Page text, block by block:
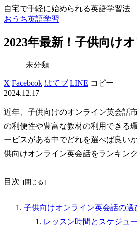
自宅で手軽に始められる英語学習法
おうち英語学習
2023年最新！子供向け
未分類
X Facebook はてブ LINE コピー
2024.12.17
近年、子供向けのオンライン英会話
の利便性や豊富な教材の利用できる
ービスがある中でどれを選べば良い
供向けオンライン英会話をランキン
目次
子供向けオンライン英会話の選
レッスン時間とスケジュ